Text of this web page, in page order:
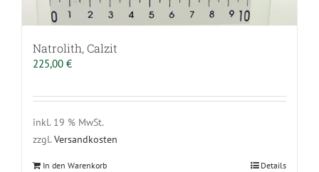
Natrolith, Calzit
225,00 €
inkl. 19 % MwSt.
zzgl. Versandkosten
In den Warenkorb Details